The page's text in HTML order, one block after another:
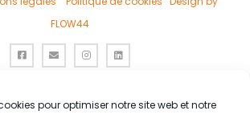
pour optimiser notre site web et notre
FLOW44